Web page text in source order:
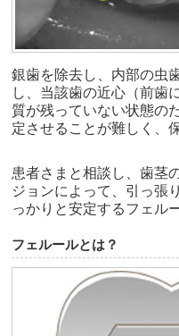
銀歯を除去し、内部の虫
し、当該歯の近心（前歯
質が残っていない状態の
定させることが難しく、
患者さまと相談し、歯茎
ジョンによって、引っ張
っかりと安定するフェル
フェルールとは？